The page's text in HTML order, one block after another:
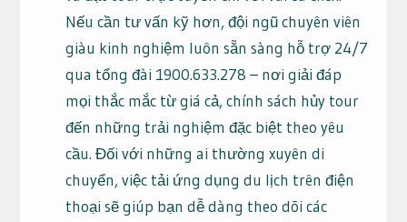
Nếu cần tư vấn kỹ hơn, đội ngũ chuyên viên
giàu kinh nghiệm luôn sẵn sàng hỗ trợ 24/7
qua tổng đài 1900.633.278 – nơi giải đáp
mọi thắc mắc từ giá cả, chính sách hủy tour
đến những trải nghiệm đặc biệt theo yêu
cầu. Đối với những ai thường xuyên di
chuyển, việc tải ứng dụng du lịch trên điện
thoại sẽ giúp bạn dễ dàng theo dõi các